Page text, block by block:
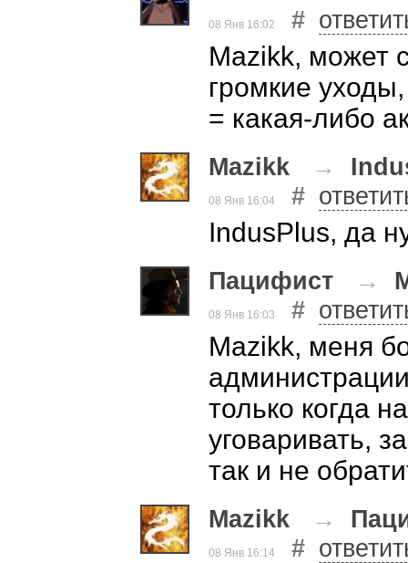
08 Янв 16:02 #
Mazikk, может
громкие
= какая-либо
Mazikk →
08 Янв 16:04 #
IndusPlus, да
Пацифист →
08 Янв 16:03 #
Mazikk, меня
только когда
уговаривать,
так и не
Mazikk →
08 Янв 16:14 #